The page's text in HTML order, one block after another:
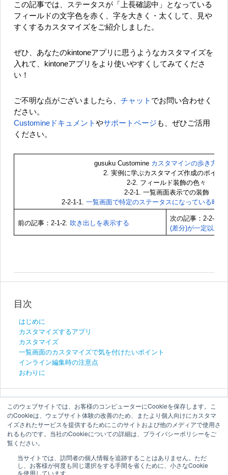
このウェブサイトでは、お客様のコンピューターにCookieを保存します。こ
のCookieは、ウェブサイト体験の改善のため、またより個人向けにカスタマ
イズされたサービスを提供するためにこのサイトおよび他のメディアで使用さ
れるものです。当社のCookieについての詳細は、プライバシーポリシーをご
覧ください。
当サイトでは、訪問者の個人情報を追跡することはありません。ただ
し、お客様が何度も同じ選択をする手間を省くために、小さなCookie
を使用しています。
この記事では、ステータスが「上長確認中」となっている
フィールドの文字色を赤く、字を大きく・太くして、見や
すくするカスタマイズをご紹介しました。
ぜひ、あなたのkintoneアプリに思うようなカスタマイズを
入れて、kintoneアプリをより使いやすくしてみてくださ
い！
ご不明な点がございましたら、 チャット でお問い合わせく
ださい。
Customineドキュメントやサポートページも、ぜひご活用
ください。
gusuku Customine カスタマインの歩き方 装
2. 実例に学ぶカスタマイズ作成のポイン
2-2. フィールド装飾の色々
2-2-1. 一覧画面表示での装飾
2-2-1-1. 一覧画面で特定のステータスになっている時に
前の記事：2-1-2. 吹き出しを表示する
次の記事：2-2-1-2.
(差分)が一定以上
目次
はじめに
カスタマイズするアプリ
カスタマイズ
一覧画面のカスタマイズで気を付けたいポイント
インライン編集時の注意点
おわりに